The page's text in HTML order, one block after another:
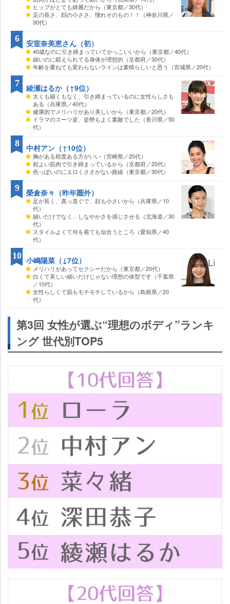
ヒップがとても綺麗だから（東京都／30代）
足の長さ、顔の小ささ、憧れそのもの！！（神奈川県／
30代）
安室奈美恵さん（初）
40歳なのに引き締まっていてかっこいいから（東京都／40代）
細いのに鍛えられてる身体が理想的（京都府／30代）
年齢を重ねても変わらないラインは素晴らしいと思う（宮城県／20代）
6
綾瀬はるか（↑9位）
太くも細くもなく、引き締まっているのに女性らしさも
ある（兵庫県／40代）
健康的でメリハリがあり美しいから（東京都／20代）
ドラマのスーツ姿、姿勢もよく素敵でした（香川県／50
代）
7
中村アン（↑10位）
胸がある程度ある方がいい（宮崎県／20代）
程よい筋肉で引き締まっているから（京都府／20代）
色っぽいのにエロくささがない曲線（東京都／30代）
8
榮倉奈々（昨年圏外）
足が長く、真っ直ぐで、顔も小さいから（兵庫県／10
代）
細いだけでなく、しなやかさを感じさせる（北海道／30
代）
スタイルよくて何を着ても似合うところ（愛知県／40
代）
9
小嶋陽菜（↓7位）
メリハリがあってセクシーだから（東京都／20代）
白くて美しい細いだけじゃない理想の体型です（千葉県
／10代）
女性らしくて肌もモチモチしているから（島根県／20
代）
10
第3回 女性が選ぶ“理想のボディ”ランキ
ング 世代別TOP5